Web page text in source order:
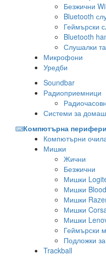
Безжични
Bluetooth
Геймърски
Bluetooth
Слушалки
Микрофони
Уредби
Soundbar
Радиоприемници
Системи за
Компютърна
Компютърни
Мишки
Жични
Безжични
Мишки
Мишки
Мишки
Мишки
Мишки
Геймърски
Подложки
Trackball